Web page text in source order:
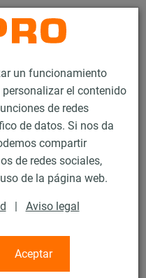
un funcionamiento
el contenido
de redes
de datos. Si nos da
compartir
de redes sociales,
de la página web.
| Aviso legal
Aceptar
Carriles de instalación
de carril